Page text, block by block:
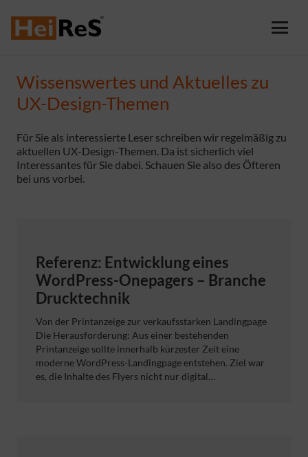
Wissenswertes und Aktuelles zu
UX-Design-Themen
Für Sie als interessierte Leser schreiben wir regelmäßig zu
aktuellen UX-Design-Themen. Da ist sicherlich viel
Interessantes für Sie dabei. Schauen Sie also des Öfteren
bei uns vorbei.
Referenz: Entwicklung eines
WordPress-Onepagers – Branche
Drucktechnik
Von der Printanzeige zur verkaufsstarken Landingpage
Die Herausforderung: Aus einer bestehenden
Printanzeige sollte innerhalb kürzester Zeit eine
moderne WordPress-Landingpage entstehen. Ziel war
es, die Inhalte des Flyers nicht nur digital…